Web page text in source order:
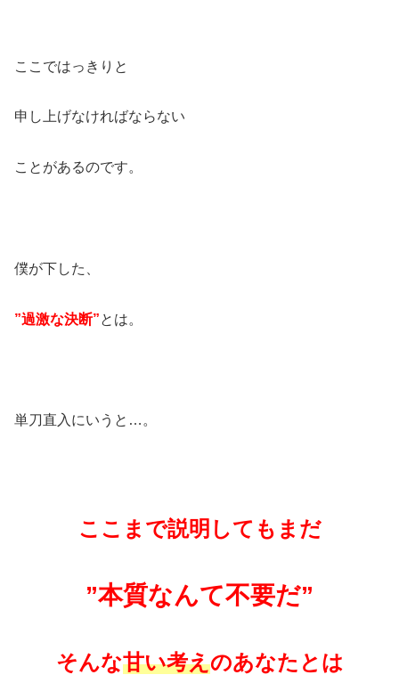
ここではっきりと
申し上げなければならない
ことがあるのです。
僕が下した、
”過激な決断”とは。
単刀直入にいうと…。
ここまで説明してもまだ
”本質なんて不要だ”
そんな甘い考えのあなたとは